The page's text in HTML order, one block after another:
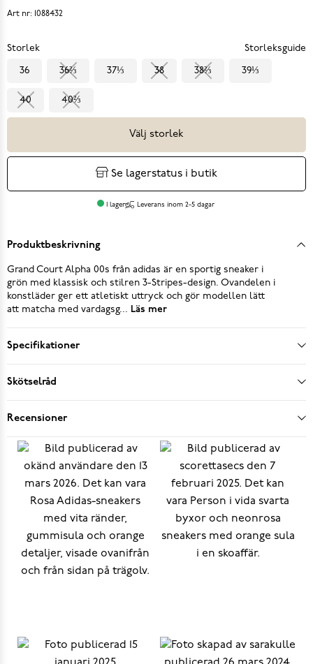
Art nr: 1088432
Storlek Storleksguide
36 36⅔ 37⅓ 38 38⅔ 39⅓
40 40⅔
Välj storlek
Se lagerstatus i butik
I lager Leverans inom 2-5 dagar
Produktbeskrivning
Grand Court Alpha 00s från adidas är en sportig sneaker i
grön med klassisk och stilren 3-Stripes-design. Ovandelen i
konstläder ger ett atletiskt uttryck och gör modellen lätt
att matcha med vardagsg... Läs mer
Specifikationer
Skötselråd
Recensioner